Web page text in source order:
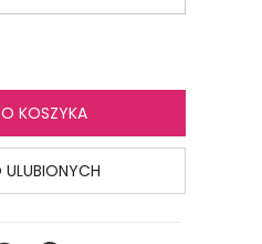
KOSZYKA